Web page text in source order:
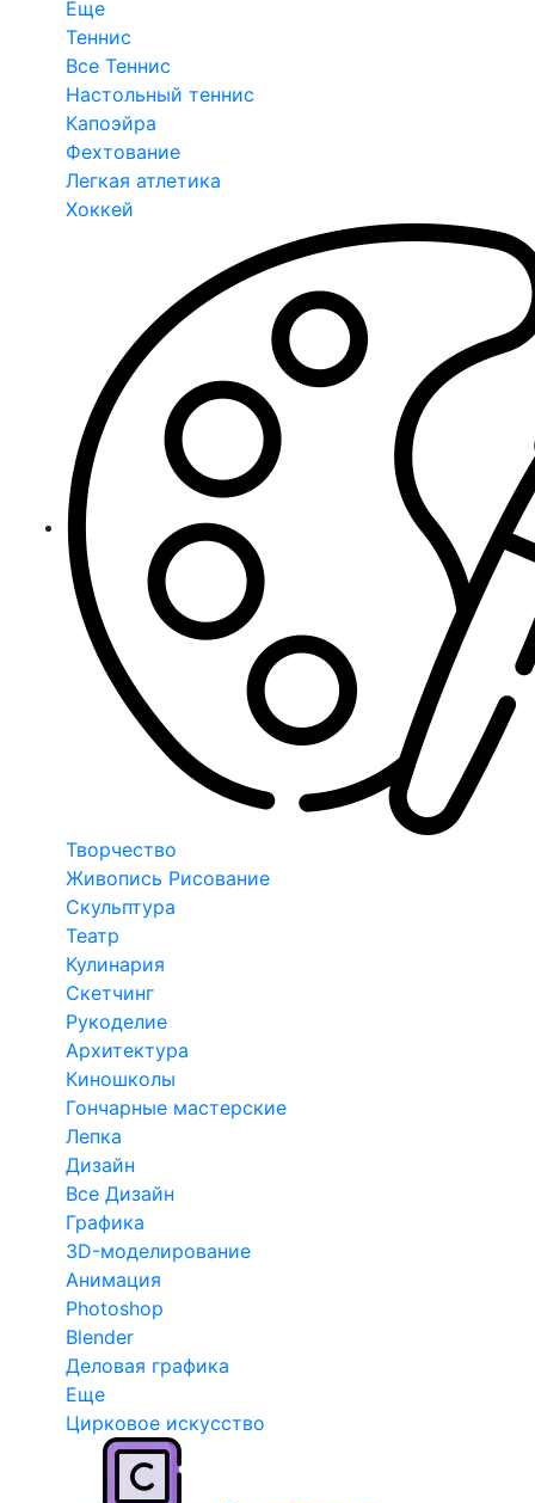
Еще
Теннис
Все Теннис
Настольный теннис
Капоэйра
Фехтование
Легкая атлетика
Хоккей
Творчество
Живопись Рисование
Скульптура
Театр
Кулинария
Скетчинг
Рукоделие
Архитектура
Киношколы
Гончарные мастерские
Лепка
Дизайн
Все Дизайн
Графика
3D-моделирование
Анимация
Photoshop
Blender
Деловая графика
Еще
Цирковое искусство